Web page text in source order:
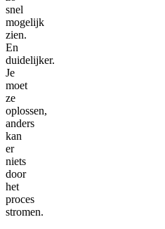
snel
mogelijk
zien.
En
duidelijker.
Je
moet
ze
oplossen,
anders
kan
er
niets
door
het
proces
stromen.